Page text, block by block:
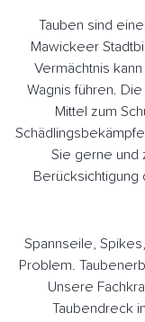
Tauben sind
Mawickeer
Vermächtnis
Wagnis führen.
Mittel zum
Sie gerne und
Spannseile,
Problem.
Unsere
Taubendreck